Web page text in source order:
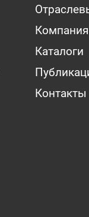
Компания
Каталоги
Контакты